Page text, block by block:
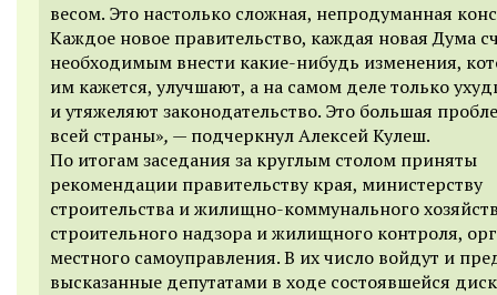
весом. Это настолько сложная, непродуманная
Каждое новое правительство, каждая новая Дума
необходимым внести какие-нибудь изменения,
им кажется, улучшают, а на самом деле только
и утяжеляют законодательство. Это большая
всей страны», — подчеркнул Алексей Кулеш.
По итогам заседания за круглым столом приняты
рекомендации правительству края, министерству
строительства и жилищно-коммунального
строительного надзора и жилищного контроля,
местного самоуправления. В их число войдут и
высказанные депутатами в ходе состоявшейся